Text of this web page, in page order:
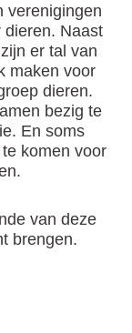
verenigingen
Naast
er tal van
maken voor
dieren.
bezig te
En soms
komen voor
van deze
brengen.